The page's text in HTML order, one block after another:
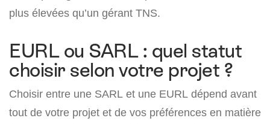
plus élevées qu’un gérant TNS.
EURL ou SARL : quel statut
choisir selon votre projet ?
Choisir entre une SARL et une EURL dépend avant
tout de votre projet et de vos préférences en matière